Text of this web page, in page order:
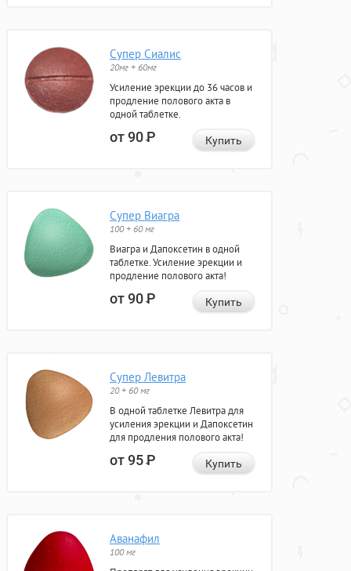
Супер Сиалис
20мг + 60мг
Усиление эрекции до 36 часов и
продление полового акта в
одной таблетке.
от 90Р Купить
Супер Виагра
100 + 60 мг
Виагра и Дапоксетин в одной
таблетке. Усиление эрекции и
продление полового акта!
от 90Р Купить
Супер Левитра
20 + 60 мг
В одной таблетке Левитра для
усиления эрекции и Дапоксетин
для продления полового акта!
от 95Р Купить
Аванафил
100 мг